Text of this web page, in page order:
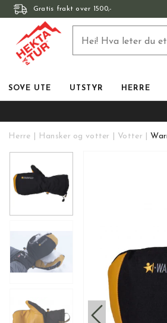
Gratis frakt over 1500,-
SOVE UTE UTSTYR HERRE
Herre Hansker og votter Votter